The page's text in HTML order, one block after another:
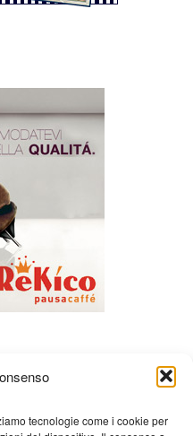
tecnologie come i cookie per